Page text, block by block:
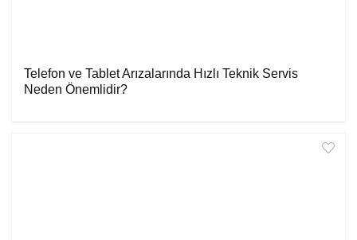
Telefon ve Tablet Arızalarında Hızlı Teknik Servis
Neden Önemlidir?